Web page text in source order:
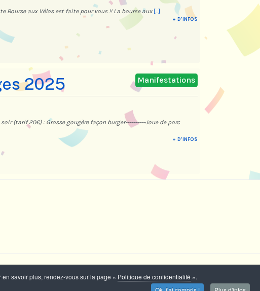
Bourse aux Vélos est faite pour vous !! La bourse aux [...]
+ D'INFOS
2025 Manifestations
(tarif 20€) : Grosse gougère façon burger----------Joue de porc
+ D'INFOS
savoir plus, rendez-vous sur la page « Politique de confidentialité ».